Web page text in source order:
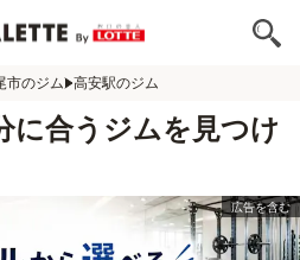
市のジム 高安駅のジム
に合うジムを見つけ